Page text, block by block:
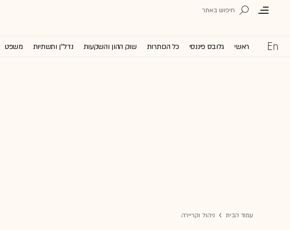
ראשי גלובס פיננסי כל הכותרות שוק ההון והשקעות נדל''ן ותשתיות משפט
עמוד הבית ניהול וקריירה